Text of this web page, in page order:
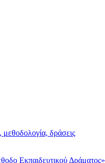
δράσεις
Εκπαιδευτικού Δράματος»